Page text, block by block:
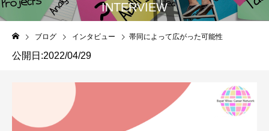
INTERVIEW
ブログ インタビュー 帯同によって広がった可能性
公開日:2022/04/29